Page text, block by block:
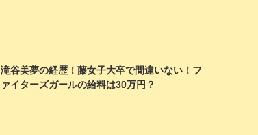
滝谷美夢の経歴！藤女子大卒で間違いない！フ
ァイターズガールの給料は30万円？